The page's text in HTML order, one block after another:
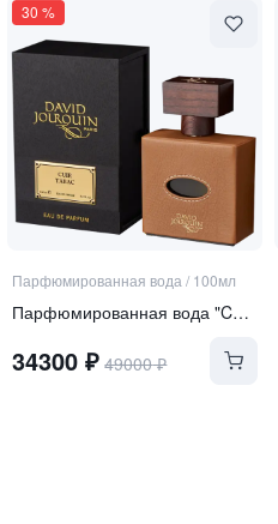
30 %
Парфюмированная вода / 100мл
Парфюмированная вода "Cuir Tabac"
34300 ₽ 49000₽